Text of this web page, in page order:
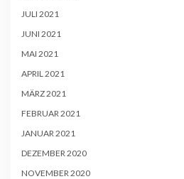
JULI 2021
JUNI 2021
MAI 2021
APRIL 2021
MÄRZ 2021
FEBRUAR 2021
JANUAR 2021
DEZEMBER 2020
NOVEMBER 2020